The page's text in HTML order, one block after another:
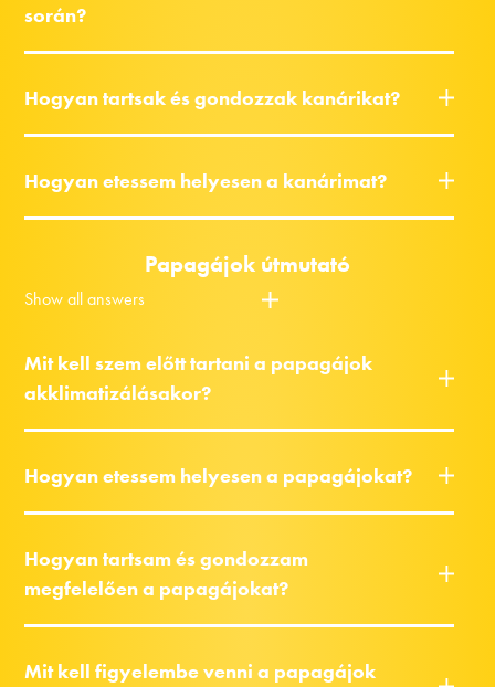
során?
Hogyan tartsak és gondozzak kanárikat?
Hogyan etessem helyesen a kanárimat?
Papagájok útmutató
Show all answers
Mit kell szem előtt tartani a papagájok
akklimatizálásakor?
Hogyan etessem helyesen a papagájokat?
Hogyan tartsam és gondozzam
megfelelően a papagájokat?
Mit kell figyelembe venni a papagájok